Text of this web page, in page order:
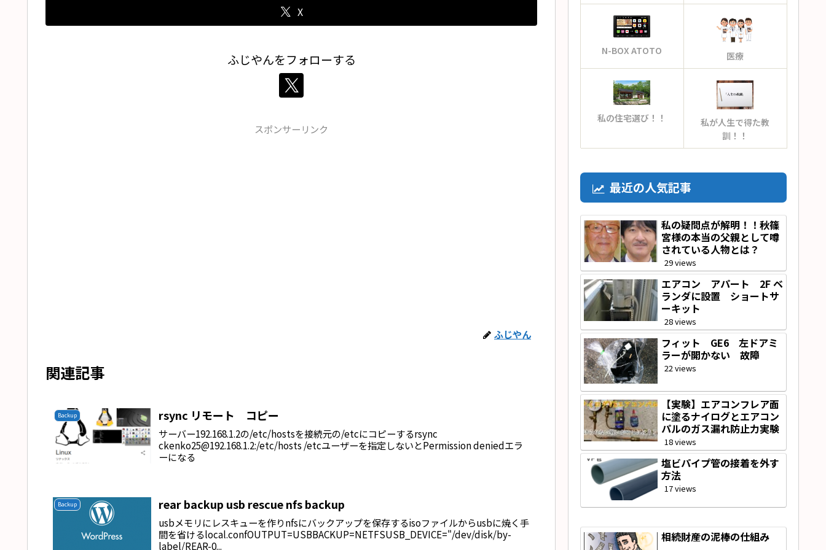
X
ふじやんをフォローする
スポンサーリンク
ふじやん
関連記事
Backup rsync リモート コピー
サーバー192.168.1.2の/etc/hostsを接続元の/etcにコピーするrsync
ckenko25@192.168.1.2:/etc/hosts /etcユーザーを指定しないとPermission deniedエラ
ーになる
Backup rear backup usb rescue nfs backup
usbメモリにレスキューを作りnfsにバックアップを保存するisoファイルからusbに焼く手
間を省けるlocal.confOUTPUT=USBBACKUP=NETFSUSB_DEVICE="/dev/disk/by-
label/REAR-0...
N-BOX ATOTO 医療
私の住宅選び！！
私が人生で得た教
訓！！
最近の人気記事
私の疑問点が解明！！秋篠
宮様の本当の父親として噂
されている人物とは？
29 views
エアコン アパート 2F ベ
ランダに設置 ショートサ
ーキット
28 views
フィット GE6 左ドアミ
ラーが開かない 故障
22 views
【実験】エアコンフレア面
に塗るナイログとエアコン
パルのガス漏れ防止力実験
18 views
塩ビパイプ管の接着を外す
方法
17 views
相続財産の泥棒の仕組み